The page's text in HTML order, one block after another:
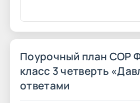
Поурочный план СОР
класс 3 четверть
ответами